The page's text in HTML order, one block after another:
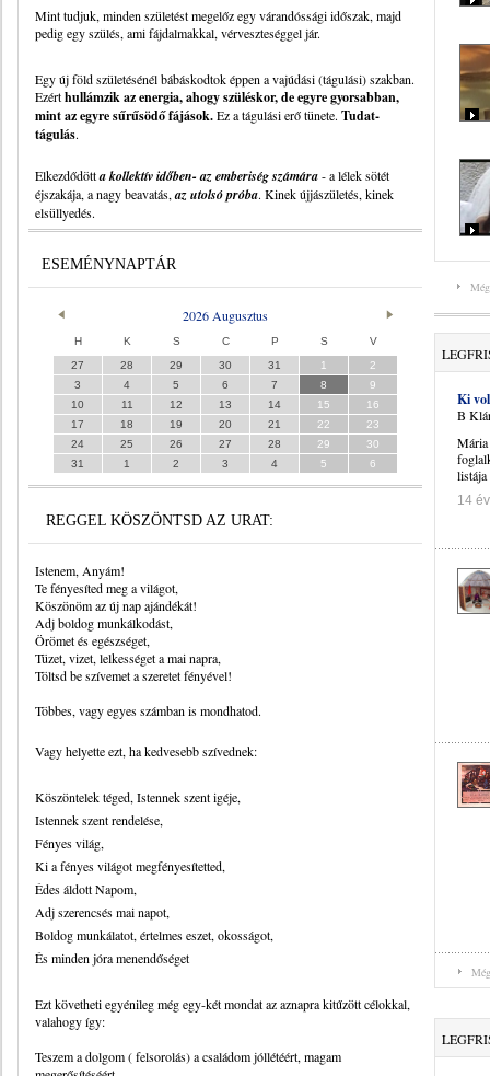
Mint tudjuk, minden születést megelőz egy várandóssági időszak, majd
pedig egy szülés, ami fájdalmakkal, vérveszteséggel jár.
Egy új föld születésénél bábáskodtok éppen a vajúdási (tágulási) szakban.
Ezérthullámzik az energia, ahogy szüléskor, de egyre gyorsabban,
mint az egyre sűrűsödő fájások.Ez a tágulási erő tünete. Tudat-
tágulás.
Elkezdődötta kollektív időben- az emberiség számára- a lélek sötét
éjszakája, a nagy beavatás,az utolsó próba. Kinek újjászületés, kinek
elsüllyedés.
ESEMÉNYNAPTÁR
2026 Augusztus
H K S C P S
V
27
28 29 30 31 1
2
3
4 5 6 7 8
9
10
11 12 13 14 15
16
17
18 19 20 21 22
23
24
25 26 27 28 29
30
31
1 2 3 4 5 6
REGGEL KÖSZÖNTSD AZ URAT:
Istenem, Anyám!
Te fényesíted meg a világot,
Köszönöm az új nap ajándékát!
Adj boldog munkálkodást,
Örömet és egészséget,
Tüzet, vizet, lelkességet a mai napra,
Töltsd be szívemet a szeretet fényével!
Többes, vagy egyes számban is mondhatod.
Vagy helyette ezt, ha kedvesebb szívednek:
Köszöntelek téged, Istennek szent igéje,
Istennek szent rendelése,
Fényes világ,
Ki a fényes világot megfényesítetted,
Édes áldott Napom,
Adj szerencsés mai napot,
Boldog munkálatot, értelmes eszet, okosságot,
És minden jóra menendőséget
Ezt követheti egyénileg még egy-két mondat az aznapra kitűzött célokkal,
valahogy így:
Teszem a dolgom ( felsorolás) a családom jóllétéért, magam
Ki
B
Mária
listája
14